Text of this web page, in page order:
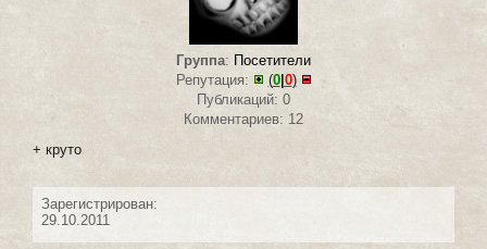
Группа: Посетители
Репутация:
(0| 0)
Публикаций: 0
Комментариев: 12
+ круто
Зарегистрирован:
29.10.2011